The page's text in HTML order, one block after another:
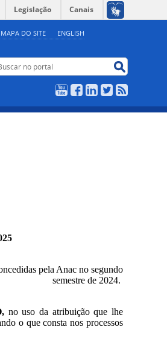
MAPA DO SITE ENGLISH
Legislação Canais
no portal
YouTubeFacebookLinkedIn
Twitter
no segundo
semestre de 2024.
no uso da atribuição que lhe
o que consta nos processos